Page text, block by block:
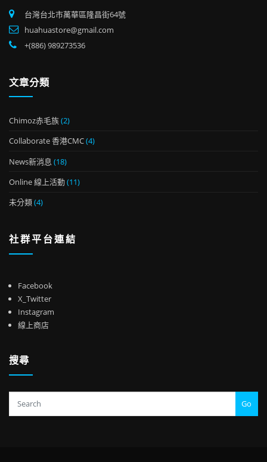
台灣台北市萬華區隆昌街64號
huahuastore@gmail.com
+(886) 989273536
文章分類
Chimoz赤毛族(2)
Collaborate 香港CMC(4)
News新消息 (18)
Online 線上活動(11)
未分類(4)
社群平台連結
Facebook
X_Twitter
Instagram
線上商店
搜尋
Go